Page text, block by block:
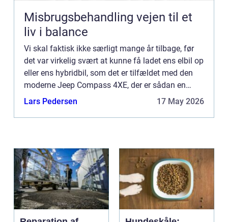
Misbrugsbehandling vejen til et
liv i balance
Vi skal faktisk ikke særligt mange år tilbage, før
det var virkelig svært at kunne få ladet ens elbil op
eller ens hybridbil, som det er tilfældet med den
moderne Jeep Compass 4XE, der er sådan en
type. Det var en sjældenhed at se en ladestation
Lars Pedersen 17 May 2026